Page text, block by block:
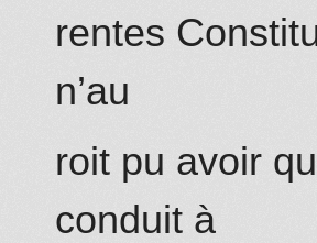
rentes
n’au
roit pu avoir
conduit à